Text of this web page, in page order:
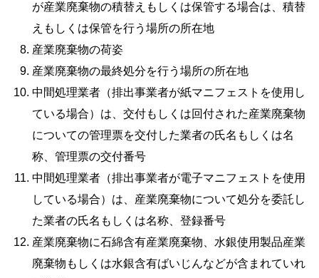
が産業廃棄物の積替えもしくは保管する場合は、積替
えもしくは保管を行う場所の所在地
産業廃棄物の荷姿
産業廃棄物の最終処分を行う場所の所在地
中間処理業者（排出事業者が紙マニフェストを使用し
ている場合）は、交付もしくは回付された産業廃棄物
についての管理票を交付した業者の氏名もしくは名
称、管理票の交付番号
中間処理業者（排出事業者が電子マニフェストを使用
している場合）は、産業廃棄物について処分を委託し
た業者の氏名もしくは名称、登録番号
産業廃棄物に石綿含有産業廃棄物、水銀使用製品産業
廃棄物もしくは水銀含有ばいじんなどが含まれていれ